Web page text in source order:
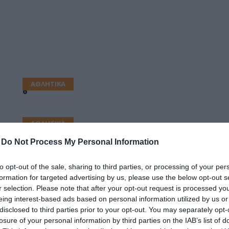
Do Not Process My Personal Information
opt-out of the sale, sharing to third parties, or processing of your
for targeted advertising by us, please use the below opt-out
selection. Please note that after your opt-out request is processed
interest-based ads based on personal information utilized by us
to third parties prior to your opt-out. You may separately
of your personal information by third parties on the IAB’s list of
ΑΘΛΗΤΙΚΑ
6
ΑΘΛΗΤΙΚΑ
Η συζήτηση για την απόσυρση των επίμαχων
ευκαιρία στους Γιώργο Ορφανό και Γιώργο
Λιάνη να βγάλουν τα… ξίφη τους.